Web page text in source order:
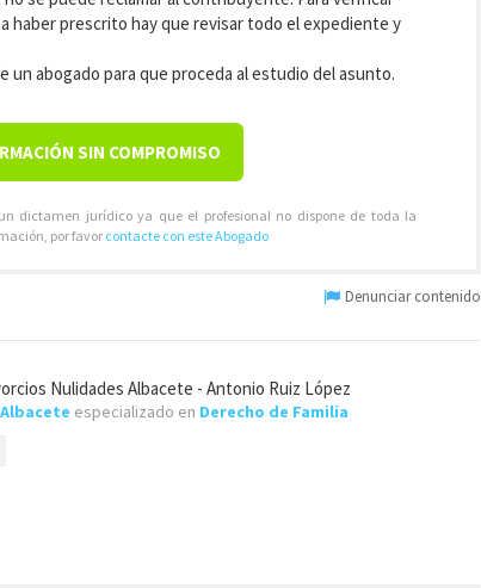
haber prescrito hay que revisar todo el expediente y
un abogado para que proceda al estudio del asunto.
SIN COMPROMISO
dictamen jurídico ya que el profesional no dispone de toda la
por favor contacte con este Abogado
Denunciar contenido
Nulidades Albacete - Antonio Ruiz López
Albacete especializado en Derecho de Familia